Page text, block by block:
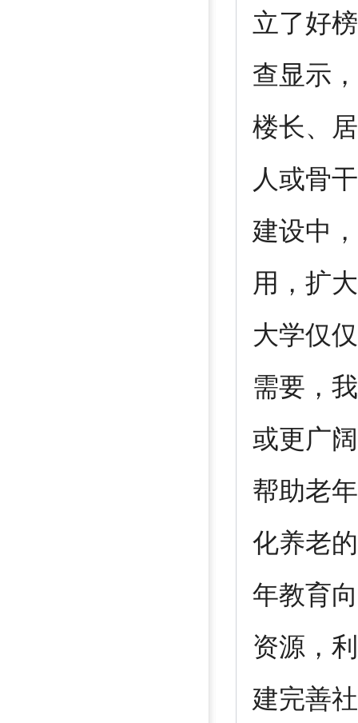
立了好
查显示
楼长、
人或骨
建设中
用，扩
大学仅
需要，
或更广
帮助老
化养老
年教育
资源，
建完善